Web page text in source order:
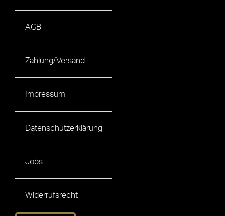
AGB
Zahlung/Versand
Impressum
Datenschutzerklärung
Jobs
Widerrufsrecht